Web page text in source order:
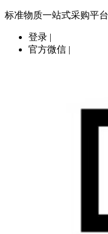
标准物质一站式采购平台
登录 |
官方微信 |